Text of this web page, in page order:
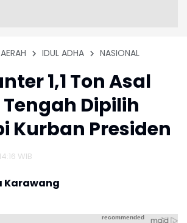
IDUL ADHA NASIONAL
1,1 Ton Asal
Dipilih
Kurban Presiden
WIB
Karawang